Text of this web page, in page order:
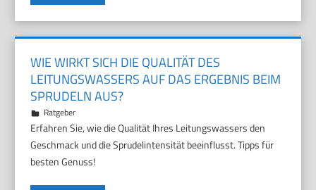
WIE WIRKT SICH DIE QUALITÄT DES
LEITUNGSWASSERS AUF DAS ERGEBNIS BEIM
SPRUDELN AUS?
14. Oktober 2025
Marco
Ratgeber
Erfahren Sie, wie die Qualität Ihres Leitungswassers den
Geschmack und die Sprudelintensität beeinflusst. Tipps für
besten Genuss!